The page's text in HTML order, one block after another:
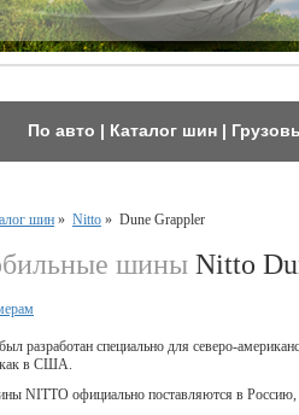
По авто | Каталог шин |
шин » Nitto » Dune Grappler
шины Nitto
разработан специально для северо-
как в США.
NITTO официально поставляются в Россию,